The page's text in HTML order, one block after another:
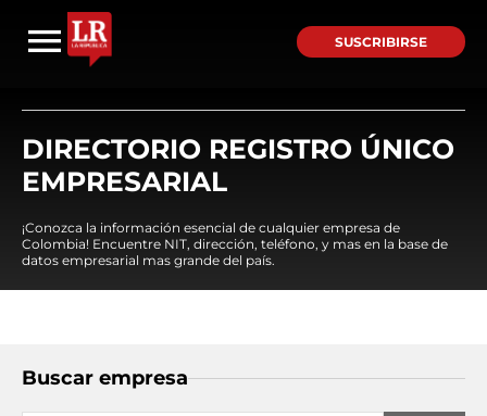
SUSCRIBIRSE
DIRECTORIO REGISTRO ÚNICO
EMPRESARIAL
¡Conozca la información esencial de cualquier empresa de
Colombia! Encuentre NIT, dirección, teléfono, y mas en la base de
datos empresarial mas grande del país.
Buscar empresa